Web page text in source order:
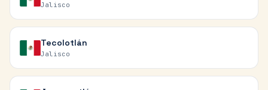
Jalisco
Tecolotlán
Jalisco